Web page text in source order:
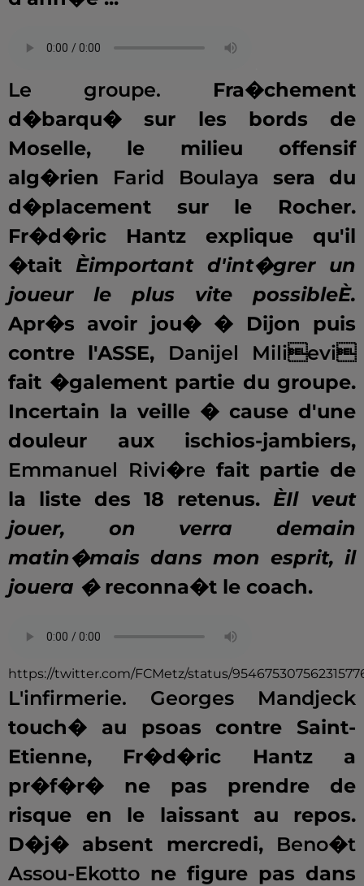
Le groupe. Fra�chement
d�barqu� sur les bords de
Moselle, le milieu offensif
alg�rien Farid Boulaya sera du
d�placement sur le Rocher.
Fr�d�ric Hantz explique qu'il
�tait Èimportant d'int�grer un
joueur le plus vite possibleÈ.
Apr�s avoir jou� � Dijon puis
contre l'ASSE, Danijel Milievi
fait �galement partie du groupe.
Incertain la veille � cause d'une
douleur aux ischios-jambiers,
Emmanuel Rivi�re fait partie de
la liste des 18 retenus. ÈIl veut
jouer, on verra demain
matin�mais dans mon esprit, il
jouera �reconna�t le coach.
https://twitter.com/FCMetz/status/
L'infirmerie.
Georges Mandjeck
touch� au psoas contre Saint-
Etienne, Fr�d�ric Hantz a
pr�f�r� ne pas prendre de
risque en le laissant au repos.
D�j� absent mercredi, Beno�t
Assou-Ekotto ne figure pas dans